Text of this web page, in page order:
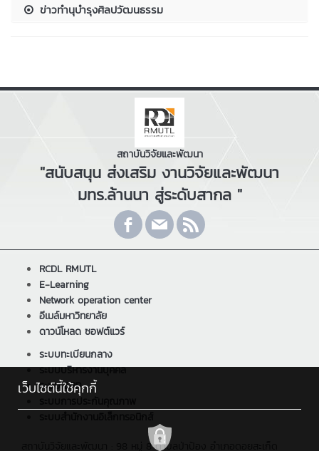
ข่าวทำนุบำรุงศิลปวัฒนธรรม
สถาบันวิจัยและพัฒนา
"สนับสนุน ส่งเสริม งานวิจัยและพัฒนา
มทร.ล้านนา สู่ระดับสากล "
RCDL RMUTL
E-Learning
Network operation center
อีเมล์มหาวิทยาลัย
ดาวน์โหลด ซอฟต์แวร์
ระบบทะเบียนกลาง
ระบบบริหารงานบุคคล
ระบบ ERP
ระบบการประกันคุณภาพ
สถาบันวิจัยและพัฒนา : 98 หมู่ 8 ตำบลป่าป้อง อำเภอดอยสะเก็ด
เว็บไซต์นี้ใช้คุกกี้